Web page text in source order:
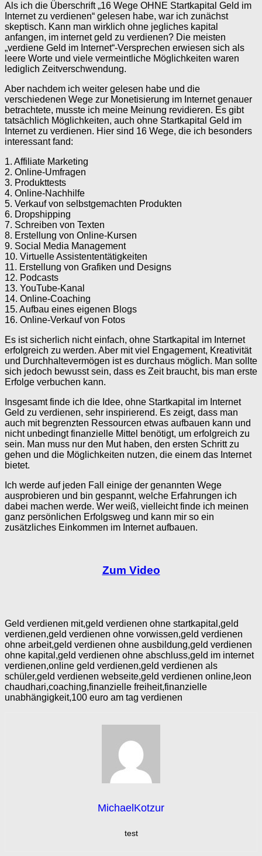
Als ich die Überschrift „16 Wege OHNE Startkapital Geld im
Internet zu verdienen“ gelesen habe, war ich zunächst
skeptisch. Kann man wirklich ohne jegliches kapital
anfangen, im internet geld zu verdienen? Die meisten
„verdiene Geld im Internet“-Versprechen erwiesen sich als
leere Worte und viele vermeintliche Möglichkeiten waren
lediglich Zeitverschwendung.
Aber nachdem ich weiter gelesen habe und die
verschiedenen Wege zur Monetisierung im Internet genauer
betrachtete, musste ich meine Meinung revidieren. Es gibt
tatsächlich Möglichkeiten, auch ohne Startkapital Geld im
Internet zu verdienen. Hier sind 16 Wege, die ich besonders
interessant fand:
1. Affiliate Marketing
2. Online-Umfragen
3. Produkttests
4. Online-Nachhilfe
5. Verkauf von selbstgemachten Produkten
6. Dropshipping
7. Schreiben von Texten
8. Erstellung von Online-Kursen
9. Social Media Management
10. Virtuelle Assistententätigkeiten
11. Erstellung von Grafiken und Designs
12. Podcasts
13. YouTube-Kanal
14. Online-Coaching
15. Aufbau eines eigenen Blogs
16. Online-Verkauf von Fotos
Es ist sicherlich nicht einfach, ohne Startkapital im Internet
erfolgreich zu werden. Aber mit viel Engagement, Kreativität
und Durchhaltevermögen ist es durchaus möglich. Man sollte
sich jedoch bewusst sein, dass es Zeit braucht, bis man erste
Erfolge verbuchen kann.
Insgesamt finde ich die Idee, ohne Startkapital im Internet
Geld zu verdienen, sehr inspirierend. Es zeigt, dass man
auch mit begrenzten Ressourcen etwas aufbauen kann und
nicht unbedingt finanzielle Mittel benötigt, um erfolgreich zu
sein. Man muss nur den Mut haben, den ersten Schritt zu
gehen und die Möglichkeiten nutzen, die einem das Internet
bietet.
Ich werde auf jeden Fall einige der genannten Wege
ausprobieren und bin gespannt, welche Erfahrungen ich
dabei machen werde. Wer weiß, vielleicht finde ich meinen
ganz persönlichen Erfolgsweg und kann mir so ein
zusätzliches Einkommen im Internet aufbauen.
Zum Video
Geld verdienen mit,geld verdienen ohne startkapital,geld
verdienen,geld verdienen ohne vorwissen,geld verdienen
ohne arbeit,geld verdienen ohne ausbildung,geld verdienen
ohne kapital,geld verdienen ohne abschluss,geld im internet
verdienen,online geld verdienen,geld verdienen als
schüler,geld verdienen webseite,geld verdienen online,leon
chaudhari,coaching,finanzielle freiheit,finanzielle
unabhängigkeit,100 euro am tag verdienen
MichaelKotzur
test